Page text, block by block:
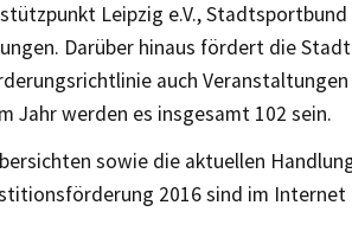
Leipzig e.V.,
Darüber hinaus fördert die
auch
Jahr werden es insgesamt 102 sein.
sowie die aktuellen
2016 sind im Internet